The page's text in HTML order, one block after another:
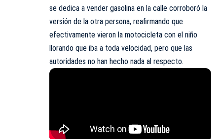
se dedica a vender gasolina en la calle corroboró la
versión de la otra persona, reafirmando que
efectivamente vieron la motocicleta con el niño
llorando que iba a toda velocidad, pero que las
autoridades no han hecho nada al respecto.